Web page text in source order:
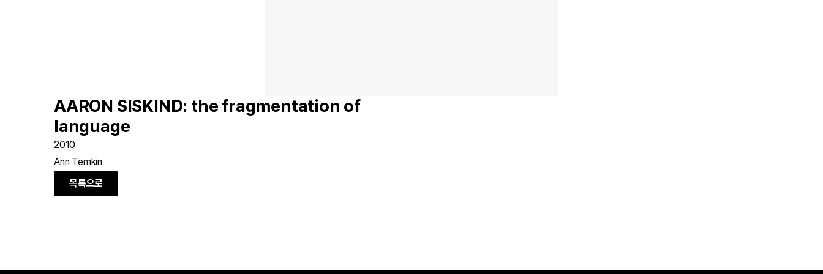
AARON SISKIND: the fragmentation of
language
2010
Ann Temkin
목록으로